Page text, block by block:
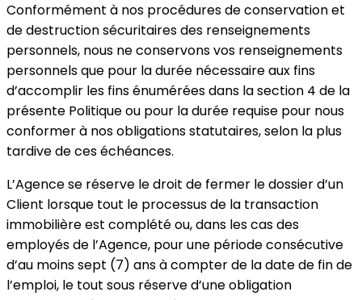
Conformément à nos procédures de conservation et
de destruction sécuritaires des renseignements
personnels, nous ne conservons vos renseignements
personnels que pour la durée nécessaire aux fins
d’accomplir les fins énumérées dans la section 4 de la
présente Politique ou pour la durée requise pour nous
conformer à nos obligations statutaires, selon la plus
tardive de ces échéances.
L’Agence se réserve le droit de fermer le dossier d’un
Client lorsque tout le processus de la transaction
immobilière est complété ou, dans les cas des
employés de l’Agence, pour une période consécutive
d’au moins sept (7) ans à compter de la date de fin de
l’emploi, le tout sous réserve d’une obligation